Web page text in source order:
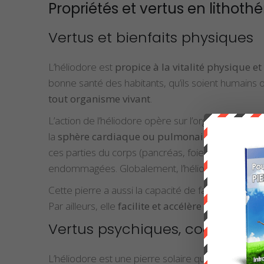
Propriétés et vertus en
Vertus et bienfaits physiques
L’héliodore est propice à la vitalité physique
bonne santé des habitants, qu’ils soient humains
tout organisme vivant.
L’action de l’héliodore opère sur l’organisme
la sphère cardiaque ou pulmonaire
:
ces parties du corps (pancréas, foie, intestins,
endommagées. Globalement, l’héliodore est
Cette pierre a aussi la capacité de favoriser le
Par ailleurs, elle facilite et accélère les
Vertus psychiques, cognitives
L’héliodore est une pierre solaire qui,